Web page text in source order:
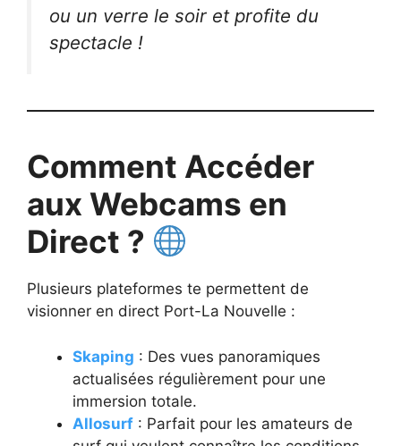
ou un verre le soir et profite du
spectacle !
Comment Accéder
aux Webcams en
Direct ?
Plusieurs plateformes te permettent de
visionner en direct Port-La Nouvelle :
Skaping : Des vues panoramiques
actualisées régulièrement pour une
immersion totale.
Allosurf : Parfait pour les amateurs de